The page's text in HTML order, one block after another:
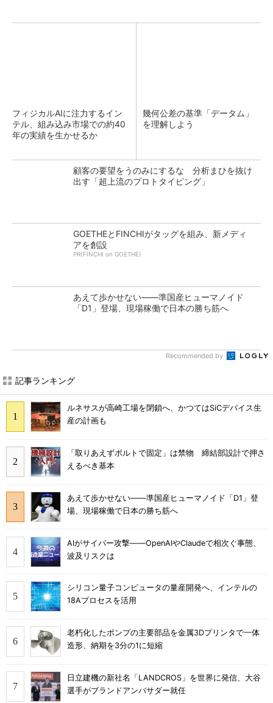
フィジカルAIに注力するイン
テル、組み込み市場での約40
年の実績を生かせるか
幾何公差の基準「データム」
を理解しよう
顧客の要望をうのみにするな 分析まひを抜け
出す「超上流のプロトタイピング」
GOETHEとFINCHIがタッグを組み、新メディ
アを創設
PR(FINCHI on GOETHE)
あえて歩かせない――準国産ヒューマノイド
「D1」登場、現場稼働で日本の勝ち筋へ
Recommended by
記事ランキング
ルネサスが高崎工場を閉鎖へ、かつてはSiCデバイス生
産の計画も
「取りあえずボルトで固定」は禁物 締結部設計で押さ
えるべき基本
あえて歩かせない――準国産ヒューマノイド「D1」登
場、現場稼働で日本の勝ち筋へ
AIがサイバー攻撃――OpenAIやClaudeで相次ぐ事態、
波及リスクは
シリコン量子コンピュータの量産開発へ、インテルの
18Aプロセスを活用
老朽化したポンプの主要部品を金属3Dプリンタで一体
造形、納期を3分の1に短縮
日立建機の新社名「LANDCROS」を世界に発信、大谷
選手がブランドアンバサダー就任